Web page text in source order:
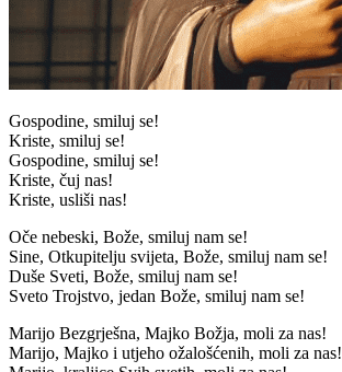
Gospodine, smiluj se!
Kriste, smiluj se!
Gospodine, smiluj se!
Kriste, čuj nas!
Kriste, usliši nas!
Oče nebeski, Bože, smiluj nam se!
Sine, Otkupitelju svijeta, Bože, smiluj nam se!
Duše Sveti, Bože, smiluj nam se!
Sveto Trojstvo, jedan Bože, smiluj nam se!
Marijo Bezgrješna, Majko Božja, moli za nas!
Marijo, Majko i utjeho ožalošćenih, moli za nas!